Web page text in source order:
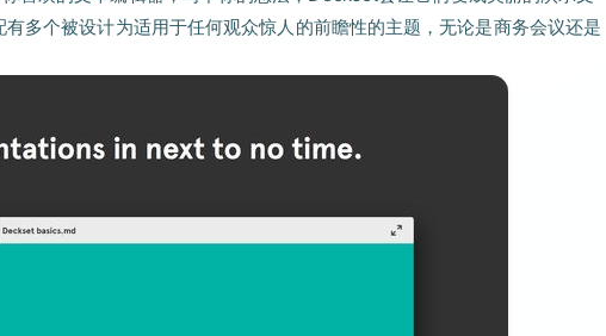
多个被设计为适用于任何观众惊人的前瞻性的主题，无论是商务会议还是